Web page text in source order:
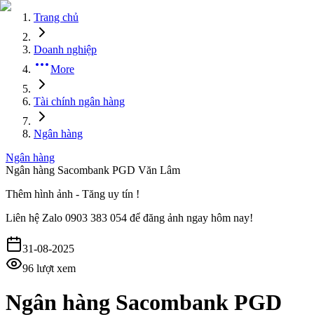
Trang chủ
Doanh nghiệp
More
Tài chính ngân hàng
Ngân hàng
Ngân hàng
Ngân hàng Sacombank PGD Văn Lâm
Thêm hình ảnh - Tăng uy tín !
Liên hệ Zalo 0903 383 054 để đăng ảnh ngay hôm nay!
31-08-2025
96 lượt xem
Ngân hàng Sacombank PGD